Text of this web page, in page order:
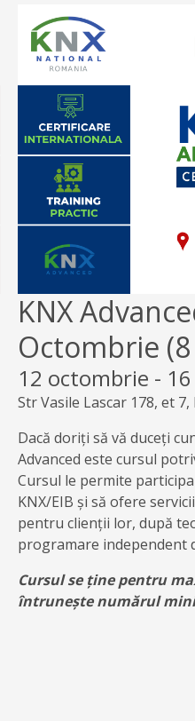
KNX
Octombrie
12 octombrie -
Str Vasile Lascar 178, et
Dacă doriți să vă duceți
Advanced este cursul
Cursul le permite
KNX/EIB și să ofere
pentru clienții lor, după
programare independent
Cursul se ține pentru
întrunește numărul